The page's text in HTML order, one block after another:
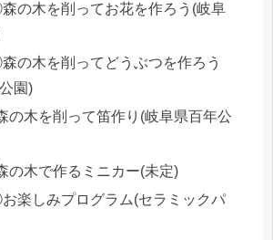
の木を削ってお花を作ろう(岐阜
の木を削ってどうぶつを作ろう
園)
木を削って笛作り(岐阜県百年公
木で作るミニカー(未定)
楽しみプログラム(セラミックパ